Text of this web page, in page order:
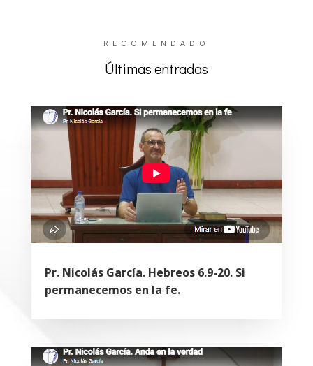
RECOMENDADO
Últimas entradas
Pr. Nicolás García. Hebreos 6.9-20. Si
permanecemos en la fe.